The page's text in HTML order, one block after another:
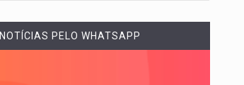
NOTÍCIAS PELO WHATSAPP